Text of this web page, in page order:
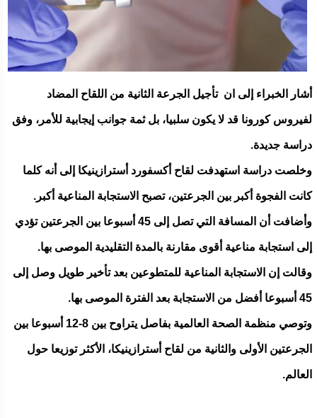
أشار الخبراء إلى ان تأجيل الجرعة الثانية من اللقاح المضاد
لفيروس كورونا قد لا يكون سلبيا، بل ثمة جوانب إيجابية للأمر، وفق
دراسة جديدة.
وخلصت دراسة استهدفت لقاح أكسفورد أسترازينيكا إلى أنه كلما
كانت الفجوة أكبر بين الجرعتين، تصبح الاستجابة المناعية أكبر.
وأضافت أن المسافة التي تصل إلى 45 أسبوعا بين الجرعتين تؤدي
إلى استجابة مناعية أقوى مقارنة بالمدة التقليدية الموصى بها.
وقالت إن الاستجابة المناعية للمتطوعين بعد تأخير طويل وصل إلى
45 أسبوعا أفضل من الاستجابة بعد الفترة الموصى بها.
وتوصي منظمة الصحة العالمية بفاصل يتراوح بين 8-12 أسبوعا بين
الجرعتين الأولى والثانية من لقاح أسترازينيكا، الأكثر توزيعا حول
العالم.